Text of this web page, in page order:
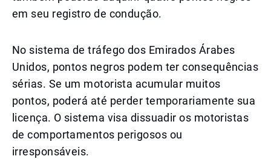
em seu registro de condução.
No sistema de tráfego dos Emirados Árabes
Unidos, pontos negros podem ter consequências
sérias. Se um motorista acumular muitos
pontos, poderá até perder temporariamente sua
licença. O sistema visa dissuadir os motoristas
de comportamentos perigosos ou
irresponsáveis.